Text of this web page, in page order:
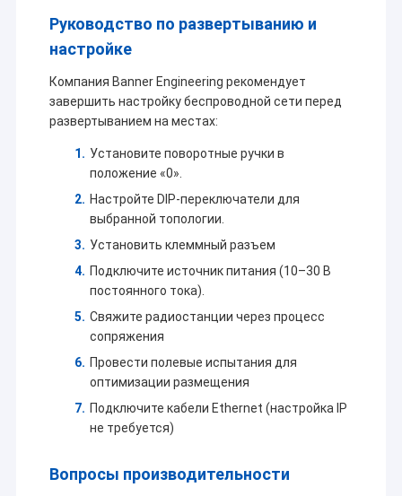
Руководство по развертыванию и
настройке
Компания Banner Engineering рекомендует
завершить настройку беспроводной сети перед
развертыванием на местах:
Установите поворотные ручки в
положение «0».
Настройте DIP-переключатели для
выбранной топологии.
Установить клеммный разъем
Подключите источник питания (10–30 В
постоянного тока).
Свяжите радиостанции через процесс
сопряжения
Провести полевые испытания для
оптимизации размещения
Подключите кабели Ethernet (настройка IP
не требуется)
Вопросы производительности